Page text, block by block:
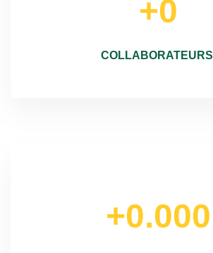
+0
COLLABORATEURS
+0.000